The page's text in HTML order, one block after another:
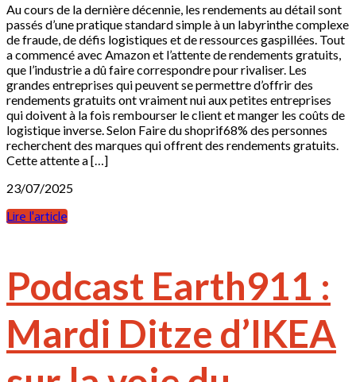
Au cours de la dernière décennie, les rendements au détail sont
passés d’une pratique standard simple à un labyrinthe complexe
de fraude, de défis logistiques et de ressources gaspillées. Tout
a commencé avec Amazon et l’attente de rendements gratuits,
que l’industrie a dû faire correspondre pour rivaliser. Les
grandes entreprises qui peuvent se permettre d’offrir des
rendements gratuits ont vraiment nui aux petites entreprises
qui doivent à la fois rembourser le client et manger les coûts de
logistique inverse. Selon Faire du shoprif68% des personnes
recherchent des marques qui offrent des rendements gratuits.
Cette attente a […]
23/07/2025
Lire l'article
Podcast Earth911 :
Mardi Ditze d’IKEA